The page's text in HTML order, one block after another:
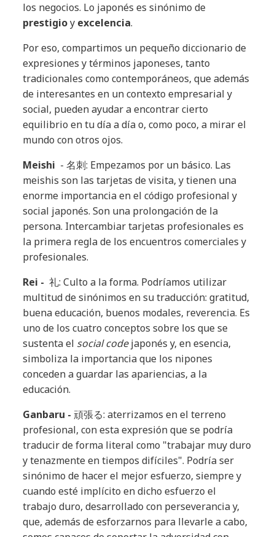
los negocios. Lo japonés es sinónimo de
prestigioy excelencia.
Por eso, compartimos un pequeño diccionario de
expresiones y términos japoneses, tanto
tradicionales como contemporáneos, que además
de interesantes en un contexto empresarial y
social, pueden ayudar a encontrar cierto
equilibrio en tu día a día o, como poco, a mirar el
mundo con otros ojos.
Meishi - 名刺: Empezamos por un básico. Las
meishis son las tarjetas de visita, y tienen una
enorme importancia en el código profesional y
social japonés. Son una prolongación de la
persona. Intercambiar tarjetas profesionales es
la primera regla de los encuentros comerciales y
profesionales.
Rei - 礼: Culto a la forma. Podríamos utilizar
multitud de sinónimos en su traducción: gratitud,
buena educación, buenos modales, reverencia. Es
uno de los cuatro conceptos sobre los que se
sustenta el social codejaponés y, en esencia,
simboliza la importancia que los nipones
conceden a guardar las apariencias, a la
educación.
Ganbaru -頑張る: aterrizamos en el terreno
profesional, con esta expresión que se podría
traducir de forma literal como "trabajar muy duro
y tenazmente en tiempos difíciles". Podría ser
sinónimo de hacer el mejor esfuerzo, siempre y
cuando esté implícito en dicho esfuerzo el
trabajo duro, desarrollado con perseverancia y,
que, además de esforzarnos para llevarle a cabo,